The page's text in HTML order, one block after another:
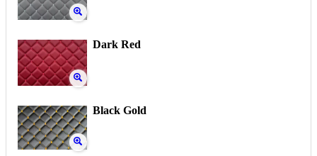
Dark Red
Black Gold